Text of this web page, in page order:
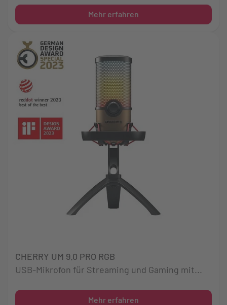
Mehr erfahren
CHERRY UM 9.0 PRO RGB
USB-Mikrofon für Streaming und Gaming mit...
Mehr erfahren